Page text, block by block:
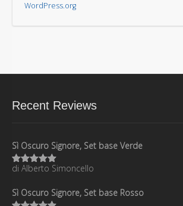
WordPress.org
Recent Reviews
Sì Oscuro Signore, Set base Verde
Valutato5
di Alberto Simoncello
Sì Oscuro Signore, Set base Rosso